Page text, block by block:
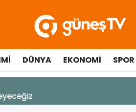
DÜNYA EKONOMI SPOR
fenalaşarak hastaneye kaldırıldı